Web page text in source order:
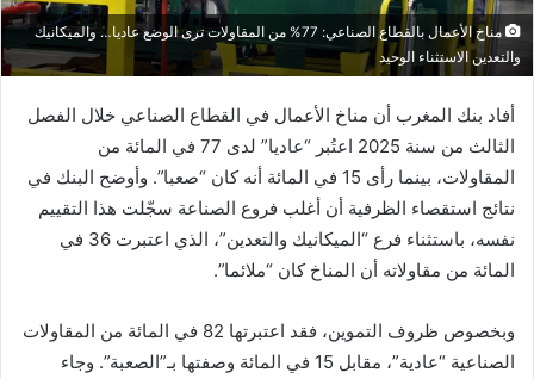
مناخ الأعمال بالقطاع الصناعي: 77% من المقاولات ترى الوضع عاديا… والميكانيك
والتعدين الاستثناء الوحيد
أفاد بنك المغرب أن مناخ الأعمال في القطاع الصناعي خلال الفصل
الثالث من سنة 2025 اعتُبر “عاديا” لدى 77 في المائة من
المقاولات، بينما رأى 15 في المائة أنه كان “صعبا”. وأوضح البنك في
نتائج استقصاء الظرفية أن أغلب فروع الصناعة سجّلت هذا التقييم
نفسه، باستثناء فرع “الميكانيك والتعدين”، الذي اعتبرت 36 في
المائة من مقاولاته أن المناخ كان “ملائما”.
وبخصوص ظروف التموين، فقد اعتبرتها 82 في المائة من المقاولات
الصناعية “عادية”، مقابل 15 في المائة وصفتها بـ”الصعبة”. وجاء